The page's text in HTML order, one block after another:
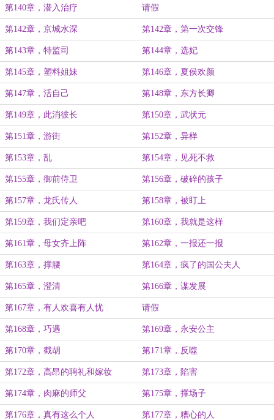
第140章，潜入治疗 请假
第142章，京城水深 第142章，第一次交锋
第143章，特监司 第144章，选妃
第145章，塑料姐妹 第146章，夏侯欢颜
第147章，活自己 第148章，东方长卿
第149章，此消彼长 第150章，武状元
第151章，游街 第152章，异样
第153章，乱 第154章，见死不救
第155章，御前侍卫 第156章，破碎的孩子
第157章，龙氏传人 第158章，被盯上
第159章，我们定亲吧 第160章，我就是这样
第161章，母女齐上阵 第162章，一报还一报
第163章，撑腰 第164章，疯了的国公夫人
第165章，澄清 第166章，谋发展
第167章，有人欢喜有人忧 请假
第168章，巧遇 第169章，永安公主
第170章，截胡 第171章，反噬
第172章，高昂的聘礼和嫁妆 第173章，陷害
第174章，肉麻的师父 第175章，撑场子
第176章，真有这么个人 第177章，糟心的人